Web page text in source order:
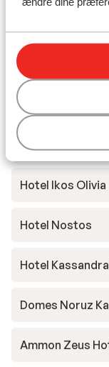
Pella House
Hotel Blue Bay -
Hotel Ikos Olivia
Hotel Nostos
Hotel
Domes Noruz
Ammon Zeus